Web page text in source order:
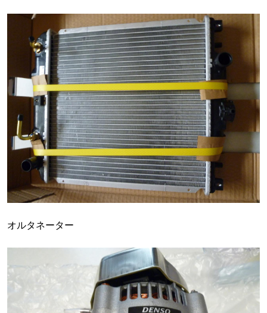
オルタネーター